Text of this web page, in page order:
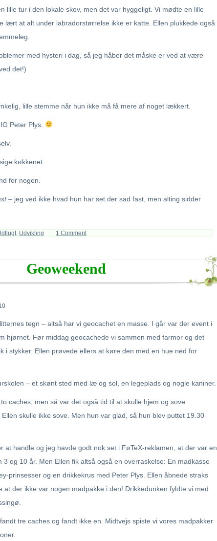
lille tur i den lokale skov, men det var hyggeligt. Vi mødte en lille
lært at alt under labradorstørrelse ikke er katte. Ellen plukkede også
med hysteri i dag, så jeg håber det måske er ved at være
det!)
lille stemme når hun ikke må få mere af noget lækkert.
Peter Plys.
køkkenet.
for nogen.
– jeg ved ikke hvad hun har set der sad fast, men alting sidder
, Udvikling 1 Comment
Geoweekend
tegn – altså har vi geocachet en masse. I går var der event i
hjørnet. Før middag geocachede vi sammen med farmor og det
i stykker. Ellen prøvede ellers at køre den med en hue ned for
– et skønt sted med læ og sol, en legeplads og nogle kaniner.
caches, men så var det også tid til at skulle hjem og sove
skulle ikke sove. Men hun var glad, så hun blev puttet 19.30
at handle og jeg havde godt nok set i FøTeX-reklamen, at der var en
og 10 år. Men Ellen fik altså også en overraskelse: En madkasse
prinsesser og en drikkekrus med Peter Plys. Ellen åbnede straks
at der ikke var nogen madpakke i den! Drikkedunken fyldte vi med
tre caches og fandt ikke en. Midtvejs spiste vi vores madpakker